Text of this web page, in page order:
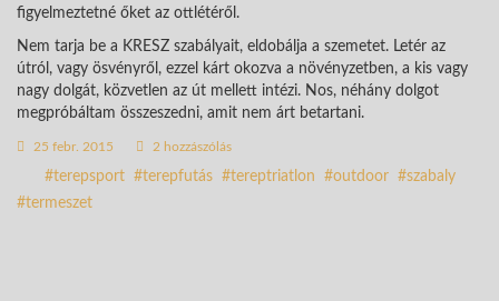
figyelmeztetné őket az ottlétéről.
Nem tarja be a KRESZ szabályait, eldobálja a szemetet. Letér az
útról, vagy ösvényről, ezzel kárt okozva a növényzetben, a kis vagy
nagy dolgát, közvetlen az út mellett intézi. Nos, néhány dolgot
megpróbáltam összeszedni, amit nem árt betartani.
25 febr. 2015 2 hozzászólás
terepsport terepfutás tereptriatlon outdoor
szabaly
termeszet